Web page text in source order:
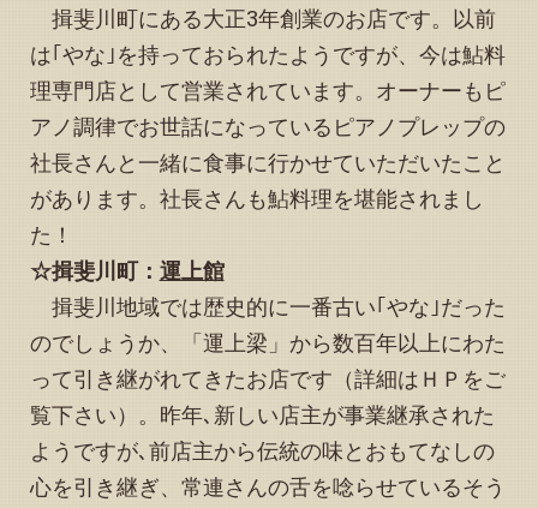
2024.10.22
トップページ下方の「観光情報、その他イベント等のお知
「予約状況」お知らせページの11月カレンダーを更新しま
した
2024.10.05
2024.10.05
「予約状況」お知らせページの11月カレンダーを更新し、
12月カレンダーを掲載しました。またトップページ下方の
「観光情報、その他イベント等のお知らせ」を更新しまし
2024.09.23
「縁音よもやま話」に追加記事を掲載しました
2024.09.22
「予約状況」お知らせページの10月カレンダーを更新しま
揖斐川町にある大正3年創業のお店です。以前
は｢やな｣を持っておられたようですが、今は鮎料
理専門店として営業されています。オーナーもピ
アノ調律でお世話になっているピアノプレップの
社長さんと一緒に食事に行かせていただいたこと
があります。社長さんも鮎料理を堪能されまし
た！
☆揖斐川町： 運上館
揖斐川地域では歴史的に一番古い｢やな｣だった
のでしょうか、「運上梁」から数百年以上にわた
って引き継がれてきたお店です（詳細はＨＰをご
覧下さい）。昨年､新しい店主が事業継承された
ようですが､前店主から伝統の味とおもてなしの
心を引き継ぎ、常連さんの舌を唸らせているそう